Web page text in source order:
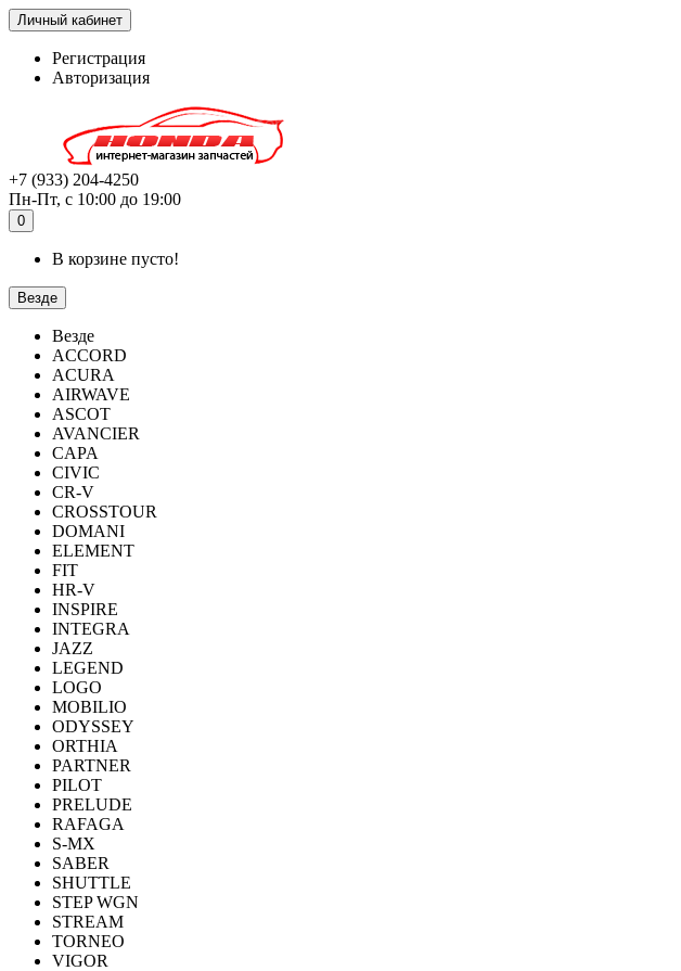
Личный кабинет
Регистрация
Авторизация
+7 (933) 204-4250
Пн-Пт, с 10:00 до 19:00
0
В корзине пусто!
Везде
Везде
ACCORD
ACURA
AIRWAVE
ASCOT
AVANCIER
CAPA
CIVIC
CR-V
CROSSTOUR
DOMANI
ELEMENT
FIT
HR-V
INSPIRE
INTEGRA
JAZZ
LEGEND
LOGO
MOBILIO
ODYSSEY
ORTHIA
PARTNER
PILOT
PRELUDE
RAFAGA
S-MX
SABER
SHUTTLE
STEP WGN
STREAM
TORNEO
VIGOR